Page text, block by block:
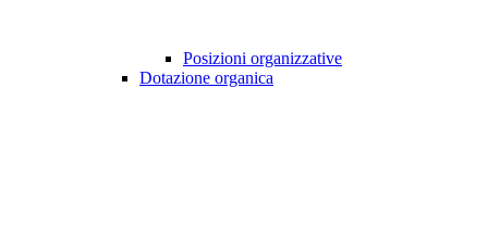
Posizioni organizzative
Dotazione organica